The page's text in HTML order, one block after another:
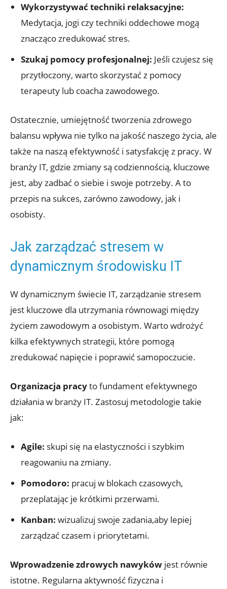
Wykorzystywać techniki relaksacyjne:
Medytacja, jogi czy techniki oddechowe mogą
znacząco zredukować stres.
Szukaj pomocy profesjonalnej: Jeśli czujesz się
przytłoczony, warto skorzystać z pomocy
terapeuty lub coacha zawodowego.
Ostatecznie, umiejętność tworzenia zdrowego
balansu wpływa nie tylko na jakość naszego życia, ale
także na naszą efektywność i satysfakcję z pracy. W
branży IT, gdzie zmiany są codziennością, kluczowe
jest, aby zadbać o siebie i swoje potrzeby. A to
przepis na sukces, zarówno zawodowy, jak i
osobisty.
Jak zarządzać stresem w
dynamicznym środowisku IT
W dynamicznym świecie IT, zarządzanie stresem
jest kluczowe dla utrzymania równowagi między
życiem zawodowym a osobistym. Warto wdrożyć
kilka efektywnych strategii, które pomogą
zredukować napięcie i poprawić samopoczucie.
Organizacja pracyto fundament efektywnego
działania w branży IT. Zastosuj metodologie takie
jak:
Agile: skupi się na elastyczności i szybkim
reagowaniu na zmiany.
Pomodoro: pracuj w blokach czasowych,
przeplatając je krótkimi przerwami.
Kanban: wizualizuj swoje zadania,aby lepiej
zarządzać czasem i priorytetami.
Wprowadzenie zdrowych nawyków jest równie
istotne. Regularna aktywność fizyczna i